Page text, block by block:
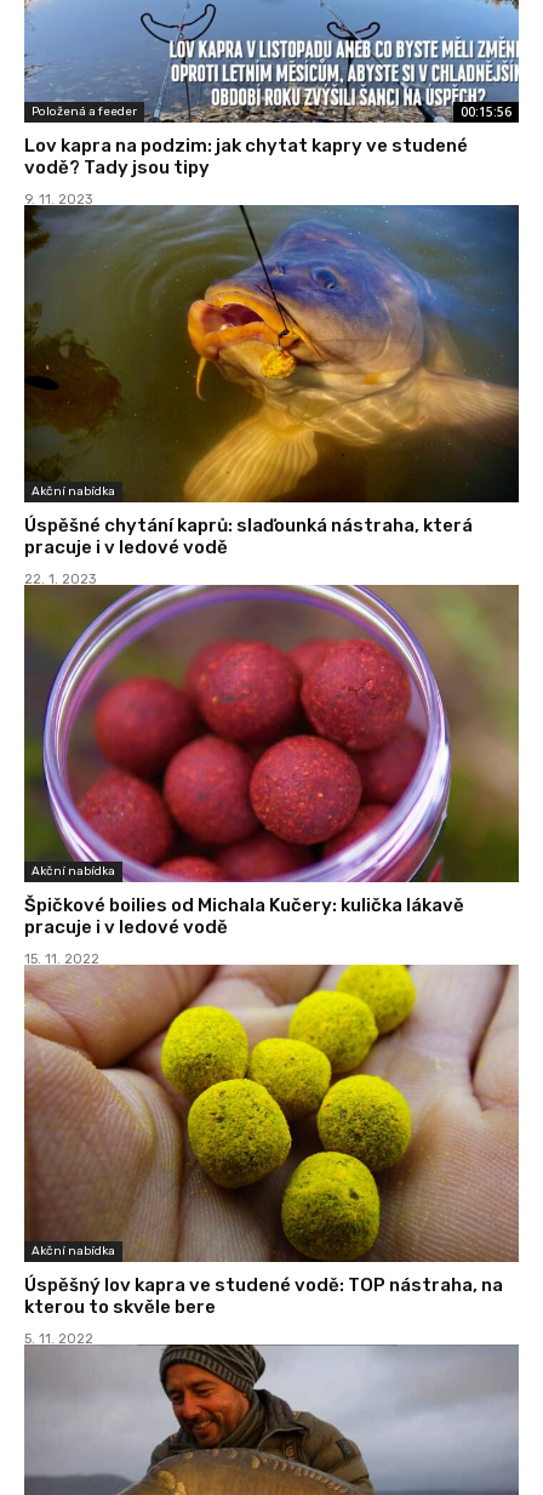
Položená a feeder 00:15:56
Lov kapra na podzim: jak chytat kapry ve studené
vodě? Tady jsou tipy
9. 11. 2023
Akční nabídka
Úspěšné chytání kaprů: slaďounká nástraha, která
pracuje i v ledové vodě
22. 1. 2023
Akční nabídka
Špičkové boilies od Michala Kučery: kulička lákavě
pracuje i v ledové vodě
15. 11. 2022
Akční nabídka
Úspěšný lov kapra ve studené vodě: TOP nástraha, na
kterou to skvěle bere
5. 11. 2022